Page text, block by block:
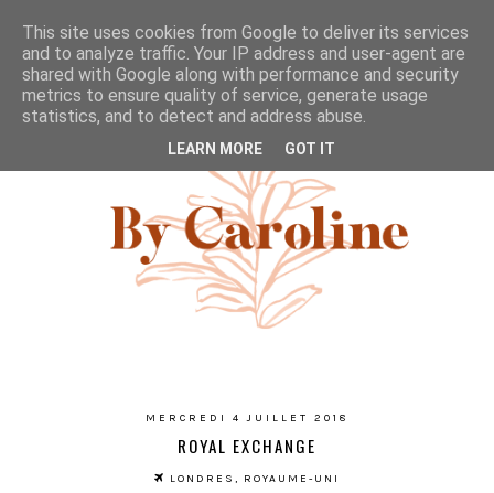
MERCREDI 4 JUILLET 2018
ROYAL EXCHANGE
LONDRES, ROYAUME-UNI
This site uses cookies from Google to deliver its services
and to analyze traffic. Your IP address and user-agent are
shared with Google along with performance and security
metrics to ensure quality of service, generate usage
statistics, and to detect and address abuse.
LEARN MORE GOT IT